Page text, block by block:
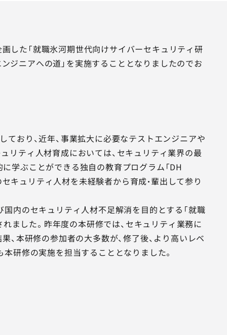
した「就職氷河期世代向けサイバーセキュリティ研
ジニアへの道」を実施することとなりましたのでお
おり、近年、事業拡大に必要なテストエンジニアや
リティ人材育成においては、セキュリティ業界の最
学ぶことができる独自の教育プログラム「DH
キュリティ人材を未経験者から育成・輩出して参り
内のセキュリティ人材不足解消を目的とする「就職
ました。昨年度の本研修では、セキュリティ業務に
本研修の参加者の大多数が、修了後、より高いレベ
研修の実施を担当することとなりました。